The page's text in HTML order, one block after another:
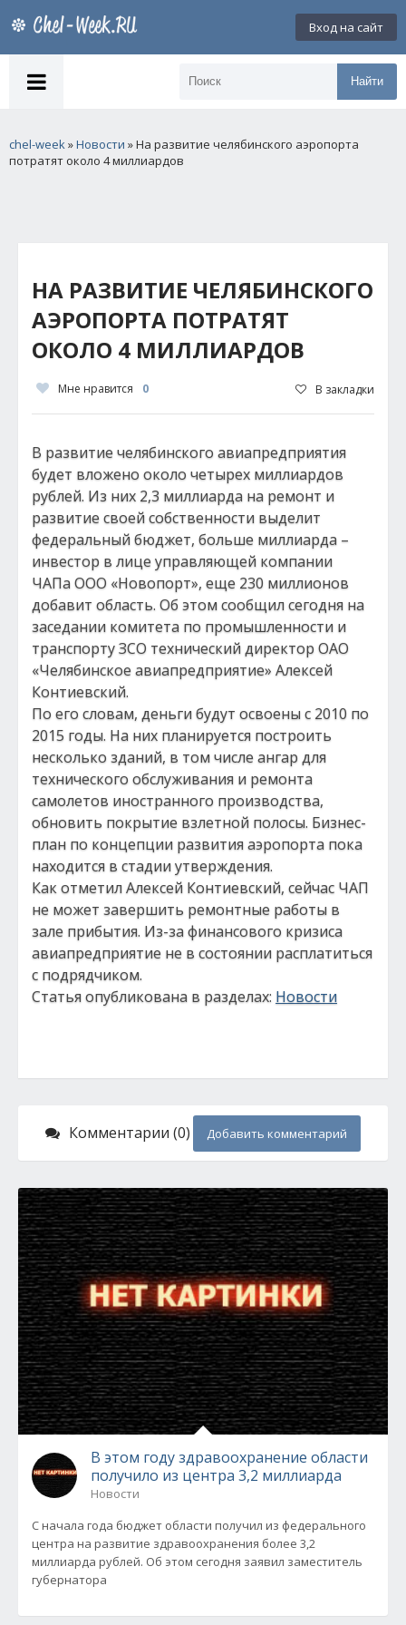
Вход на сайт
Найти
chel-week»Новости » На развитие челябинского аэропорта
потратят около 4 миллиардов
НА РАЗВИТИЕ ЧЕЛЯБИНСКОГО
АЭРОПОРТА ПОТРАТЯТ
ОКОЛО 4 МИЛЛИАРДОВ
Мне нравится 0 В закладки
В развитие челябинского авиапредприятия
будет вложено около четырех миллиардов
рублей. Из них 2,3 миллиарда на ремонт и
развитие своей собственности выделит
федеральный бюджет, больше миллиарда –
инвестор в лице управляющей компании
ЧАПа ООО «Новопорт», еще 230 миллионов
добавит область. Об этом сообщил сегодня на
заседании комитета по промышленности и
транспорту ЗСО технический директор ОАО
«Челябинское авиапредприятие» Алексей
Контиевский.
По его словам, деньги будут освоены с 2010 по
2015 годы. На них планируется построить
несколько зданий, в том числе ангар для
технического обслуживания и ремонта
самолетов иностранного производства,
обновить покрытие взлетной полосы. Бизнес-
план по концепции развития аэропорта пока
находится в стадии утверждения.
Как отметил Алексей Контиевский, сейчас ЧАП
не может завершить ремонтные работы в
зале прибытия. Из-за финансового кризиса
авиапредприятие не в состоянии расплатиться
с подрядчиком.
Статья опубликована в разделах: Новости
Комментарии (0) Добавить комментарий
В этом году здравоохранение области
получило из центра 3,2 миллиарда
Новости
С начала года бюджет области получил из федерального
центра на развитие здравоохранения более 3,2
миллиарда рублей. Об этом сегодня заявил заместитель
губернатора